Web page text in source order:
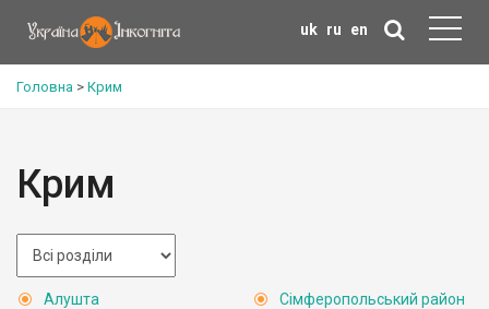
uk ru en
Головна > Крим
Крим
Алушта
Сімферопольський район